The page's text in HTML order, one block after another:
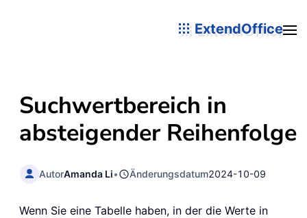
ExtendOffice
Suchwertbereich in
absteigender Reihenfolge
AutorAmanda Li• Änderungsdatum2024-10-09
Wenn Sie eine Tabelle haben, in der die Werte in